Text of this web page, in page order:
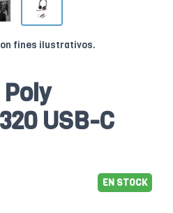
fines ilustrativos.
USB-C
EN STOCK